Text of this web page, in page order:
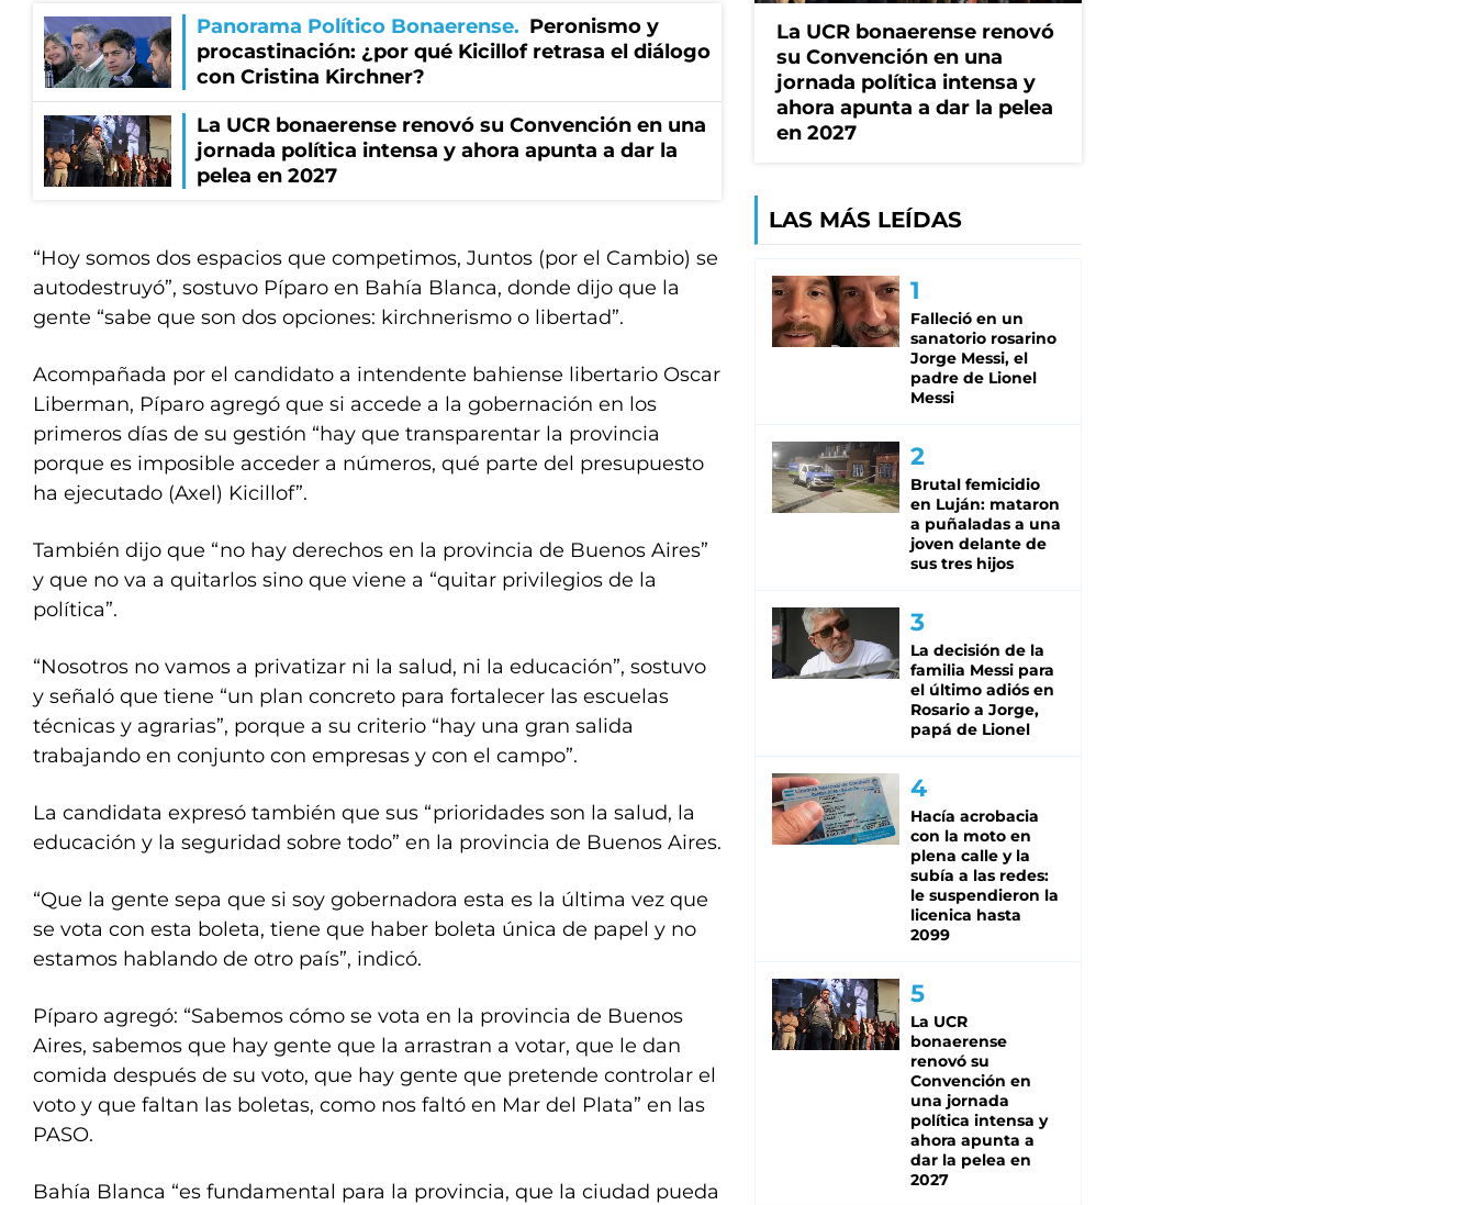
Panorama Político Bonaerense
Peronismo y
procastinación: ¿por qué Kicillof retrasa el diálogo
con Cristina Kirchner?
La UCR bonaerense renovó su Convención en una
jornada política intensa y ahora apunta a dar la
pelea en 2027
“Hoy somos dos espacios que competimos, Juntos (por el Cambio) se
autodestruyó”, sostuvo Píparo en Bahía Blanca, donde dijo que la
gente “sabe que son dos opciones: kirchnerismo o libertad”.
Acompañada por el candidato a intendente bahiense libertario Oscar
Liberman, Píparo agregó que si accede a la gobernación en los
primeros días de su gestión “hay que transparentar la provincia
porque es imposible acceder a números, qué parte del presupuesto
ha ejecutado (Axel) Kicillof”.
También dijo que “no hay derechos en la provincia de Buenos Aires”
y que no va a quitarlos sino que viene a “quitar privilegios de la
política”.
“Nosotros no vamos a privatizar ni la salud, ni la educación”, sostuvo
y señaló que tiene “un plan concreto para fortalecer las escuelas
técnicas y agrarias”, porque a su criterio “hay una gran salida
trabajando en conjunto con empresas y con el campo”.
La candidata expresó también que sus “prioridades son la salud, la
educación y la seguridad sobre todo” en la provincia de Buenos Aires.
“Que la gente sepa que si soy gobernadora esta es la última vez que
se vota con esta boleta, tiene que haber boleta única de papel y no
estamos hablando de otro país”, indicó.
Píparo agregó: “Sabemos cómo se vota en la provincia de Buenos
Aires, sabemos que hay gente que la arrastran a votar, que le dan
comida después de su voto, que hay gente que pretende controlar el
voto y que faltan las boletas, como nos faltó en Mar del Plata” en las
PASO.
Bahía Blanca “es fundamental para la provincia, que la ciudad pueda
La UCR bonaerense renovó
su Convención en una
jornada política intensa y
ahora apunta a dar la pelea
en 2027
LAS MÁS LEÍDAS
Falleció en un
sanatorio rosarino
Jorge Messi, el
padre de Lionel
Messi
Brutal femicidio
en Luján: mataron
a puñaladas a una
joven delante de
sus tres hijos
La decisión de la
familia Messi para
el último adiós en
Rosario a Jorge,
papá de Lionel
Hacía acrobacia
con la moto en
plena calle y la
subía a las redes:
le suspendieron la
licenica hasta
2099
La UCR
bonaerense
renovó su
Convención en
una jornada
política intensa y
ahora apunta a
dar la pelea en
2027